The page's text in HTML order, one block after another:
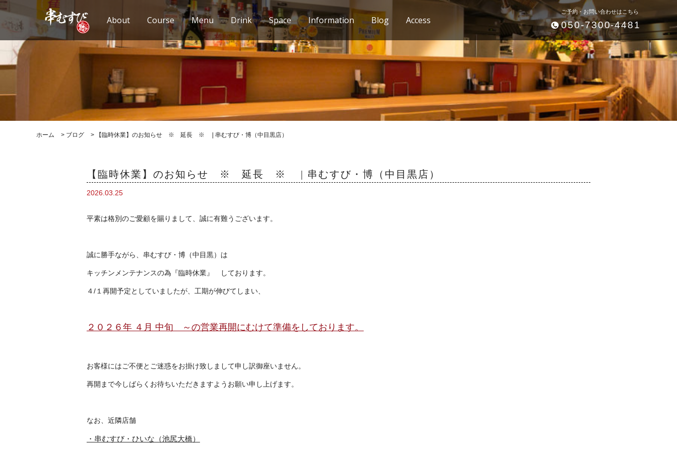
About Course Menu Drink Space Information Blog Access
ご予約・お問い合わせはこちら
050-7300-4481
ホーム > ブログ > 【臨時休業】のお知らせ ※ 延長 ※ | 串むすび・博（中目黒店）
【臨時休業】のお知らせ ※ 延長 ※ | 串むすび・博（中目黒店）
2026.03.25
平素は格別のご愛顧を賜りまして、誠に有難うございます。
誠に勝手ながら、串むすび・博（中目黒）は
キッチンメンテナンスの為『臨時休業』 しております。
４/１再開予定としていましたが、工期が伸びてしまい、
２０２６年 ４月 中旬 ～の営業再開にむけて準備をしております。
お客様にはご不便とご迷惑をお掛け致しまして申し訳御座いません。
再開まで今しばらくお待ちいただきますようお願い申し上げます。
なお、近隣店舗
・串むすび・ひいな（池尻大橋）